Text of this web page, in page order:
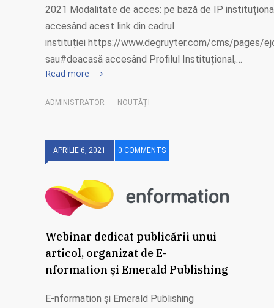
2021 Modalitate de acces: pe bază de IP
accesând acest link din cadrul
instituției https://www.degruyter.com/cms/pages/
sau#deacasă accesând Profilul Instituțional,…
Read more
ADMINISTRATOR NOUTĂȚI
APRILIE 6, 2021 0 COMMENTS
Webinar dedicat publicării unui
articol, organizat de E-
nformation și Emerald Publishing
E-nformation și Emerald Publishing